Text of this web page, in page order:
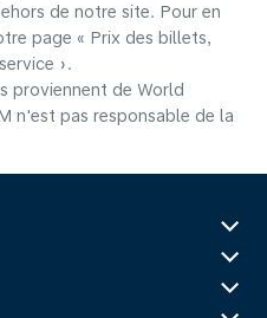
de notre site. Pour en
page « Prix des billets,
».
proviennent de World
n'est pas responsable de la